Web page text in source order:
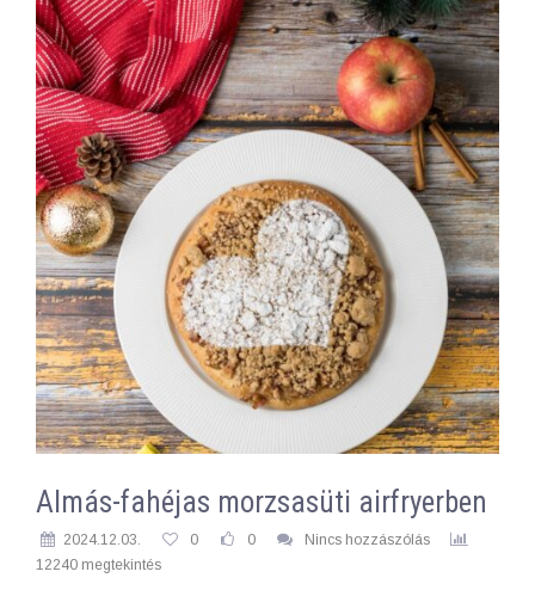
Almás-fahéjas morzsasüti airfryerben
2024.12.03. 0 0
Nincs hozzászólás
12240 megtekintés